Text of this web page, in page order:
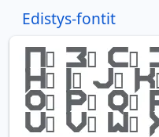
Edistys-fontit